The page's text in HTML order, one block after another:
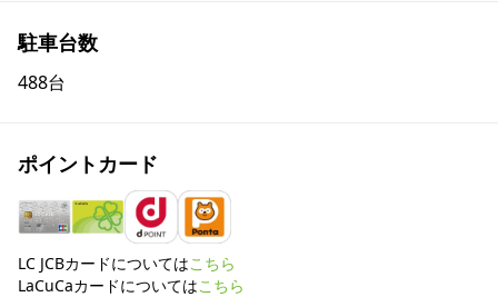
駐車台数
488台
ポイントカード
LC JCBカードについてはこちら
LaCuCaカードについてはこちら